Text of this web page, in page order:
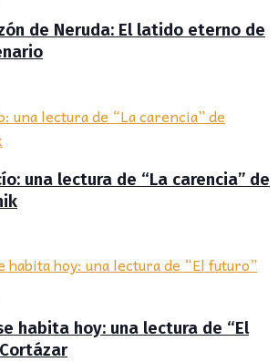
de Neruda: El latido eterno de
una lectura de “La carencia” de
habita hoy: una lectura de “El